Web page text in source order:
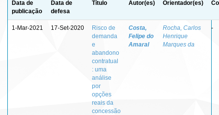
Data de
publicação
Data de
defesa
Título Autor(es) Orientador(es)
1-Mar-2021 17-Set-2020
Risco de
demanda
e
abandono
contratual
: uma
análise
por
opções
reais da
concessão
Costa,
Felipe do
Amaral
Rocha, Carlos
Henrique
Marques da
-